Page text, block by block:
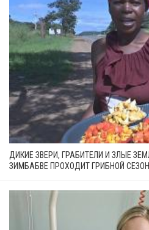
ДИКИЕ ЗВЕРИ, ГРАБИТЕЛИ И ЗЛЫЕ
ЗИМБАБВЕ ПРОХОДИТ ГРИБНОЙ СЕЗОН